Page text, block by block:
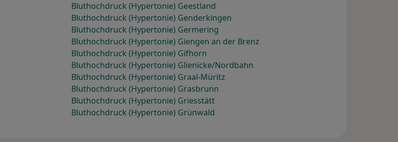
Bluthochdruck (Hypertonie) Geestland
Bluthochdruck (Hypertonie) Genderkingen
Bluthochdruck (Hypertonie) Germering
Bluthochdruck (Hypertonie) Giengen an der Brenz
Bluthochdruck (Hypertonie) Gifhorn
Bluthochdruck (Hypertonie) Glienicke/Nordbahn
Bluthochdruck (Hypertonie) Graal-Müritz
Bluthochdruck (Hypertonie) Grasbrunn
Bluthochdruck (Hypertonie) Griesstätt
Bluthochdruck (Hypertonie) Grünwald